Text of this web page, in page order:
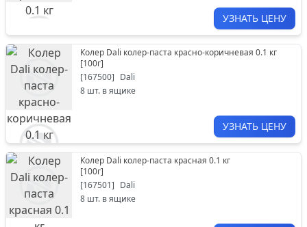
УЗНАТЬ ЦЕНУ
Колер Dali колер-паста красно-коричневая 0.1 кг
[100г]
[167500] Dali
8 шт. в ящике
УЗНАТЬ ЦЕНУ
Колер Dali колер-паста красная 0.1 кг
[100г]
[167501] Dali
8 шт. в ящике